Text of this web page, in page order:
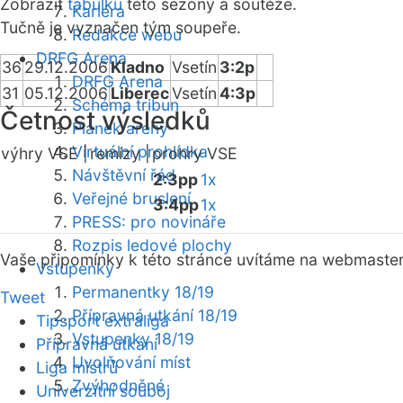
Kariéra
Redakce webu
DRFG Arena
DRFG Arena
Schéma tribun
Plánek areny
Virtuální prohlídka
Návštěvní řád
Veřejné bruslení
PRESS: pro novináře
Rozpis ledové plochy
Vstupenky
Permanentky 18/19
Přípravná utkání 18/19
Vstupenky 18/19
Uvolňování míst
Zvýhodněné
Zobrazit tabulku této sezóny a soutěže.
Tučně je vyznačen tým soupeře.
3629.12.2006Kladno Vsetín 3:2p
31 05.12.2006LiberecVsetín4:3p
Četnost výsledků
výhry VSE |remízy |prohry VSE
2:3pp1x
3:4pp1x
Vaše připomínky k této stránce uvítáme na webmaster
Tweet
Tipsport extraliga
Přípravná utkání
Liga mistrů
Univerzitní souboj